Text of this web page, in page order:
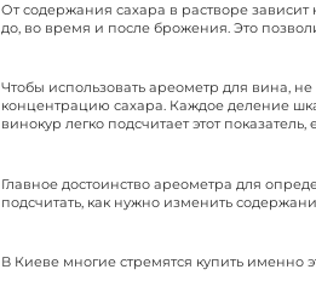
От содержания сахара в растворе зависит
до, во время и после брожения. Это
Чтобы использоватьареометр для вина,
концентрацию сахара. Каждое деление
винокур легко подсчитает этот
Главное достоинствоареометра для
подсчитать, как нужно изменить
В Киеве многие стремятся купить именно